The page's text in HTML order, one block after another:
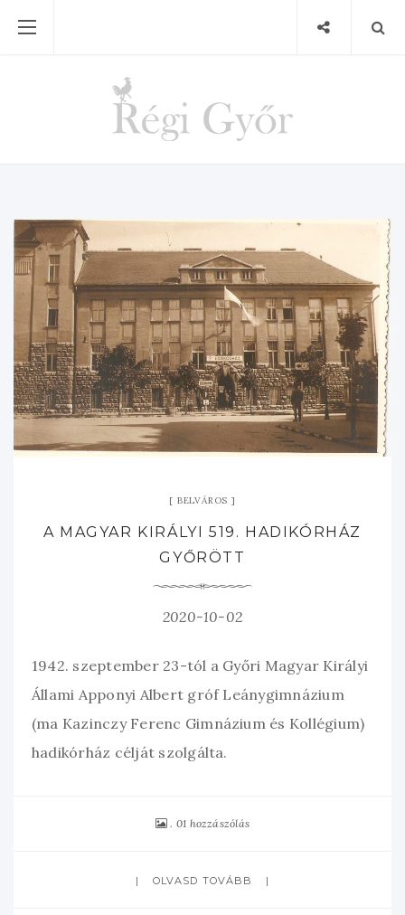
BELVÁROS
A MAGYAR KIRÁLYI 519. HADIKÓRHÁZ
GYŐRÖTT
2020-10-02
1942. szeptember 23-tól a Győri Magyar Királyi
Állami Apponyi Albert gróf Leánygimnázium
(ma Kazinczy Ferenc Gimnázium és Kollégium)
hadikórház célját szolgálta.
01 hozzászólás
OLVASD TOVÁBB